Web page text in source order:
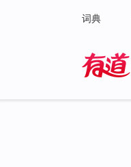
词典